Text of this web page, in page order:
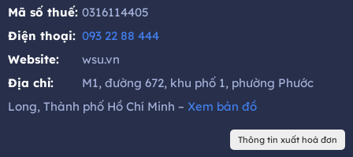
Mã số thuế: 0316114405
Điện thoại: 093 22 88 444
Website:
wsu.vn
Địa chỉ:
M1, đường 672, khu phố 1, phường Phước
Long, Thành phố Hồ Chí Minh – Xem bản đồ
Thông tin xuất hoá đơn